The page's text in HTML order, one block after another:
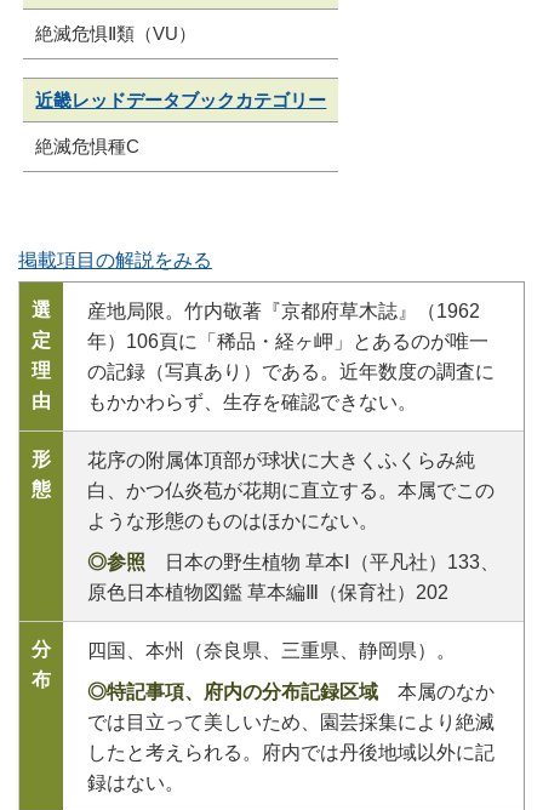
絶滅危惧Ⅱ類（VU）
近畿レッドデータブックカテゴリー
絶滅危惧種C
掲載項目の解説をみる
選
定
理
由
産地局限。竹内敬著『京都府草木誌』（1962
年）106頁に「稀品・経ヶ岬」とあるのが唯一
の記録（写真あり）である。近年数度の調査に
もかかわらず、生存を確認できない。
形
態
花序の附属体頂部が球状に大きくふくらみ純
白、かつ仏炎苞が花期に直立する。本属でこの
ような形態のものはほかにない。
◎参照 日本の野生植物 草本Ⅰ（平凡社）133、
原色日本植物図鑑 草本編Ⅲ（保育社）202
分
布
四国、本州（奈良県、三重県、静岡県）。
◎特記事項、府内の分布記録区域 本属のなか
では目立って美しいため、園芸採集により絶滅
したと考えられる。府内では丹後地域以外に記
録はない。